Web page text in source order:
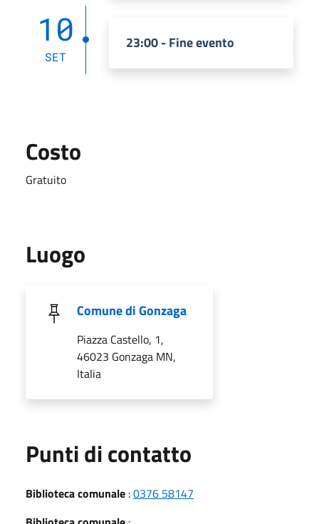
10
SET
23:00 - Fine evento
Costo
Gratuito
Luogo
Comune di Gonzaga
Piazza Castello, 1,
46023 Gonzaga MN,
Italia
Punti di contatto
Biblioteca comunale :0376 58147